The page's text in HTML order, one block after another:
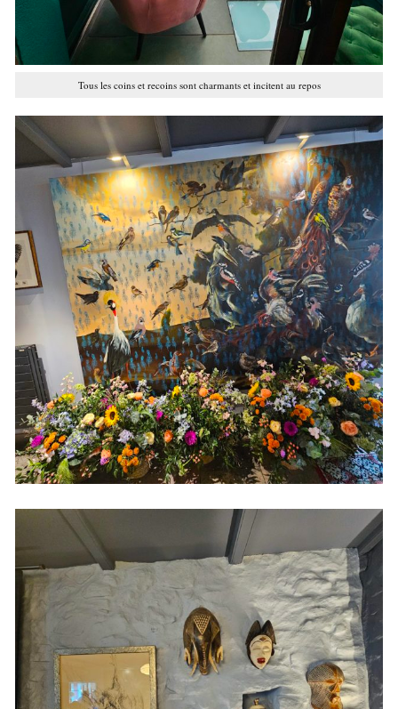
Tous les coins et recoins sont charmants et incitent au repos